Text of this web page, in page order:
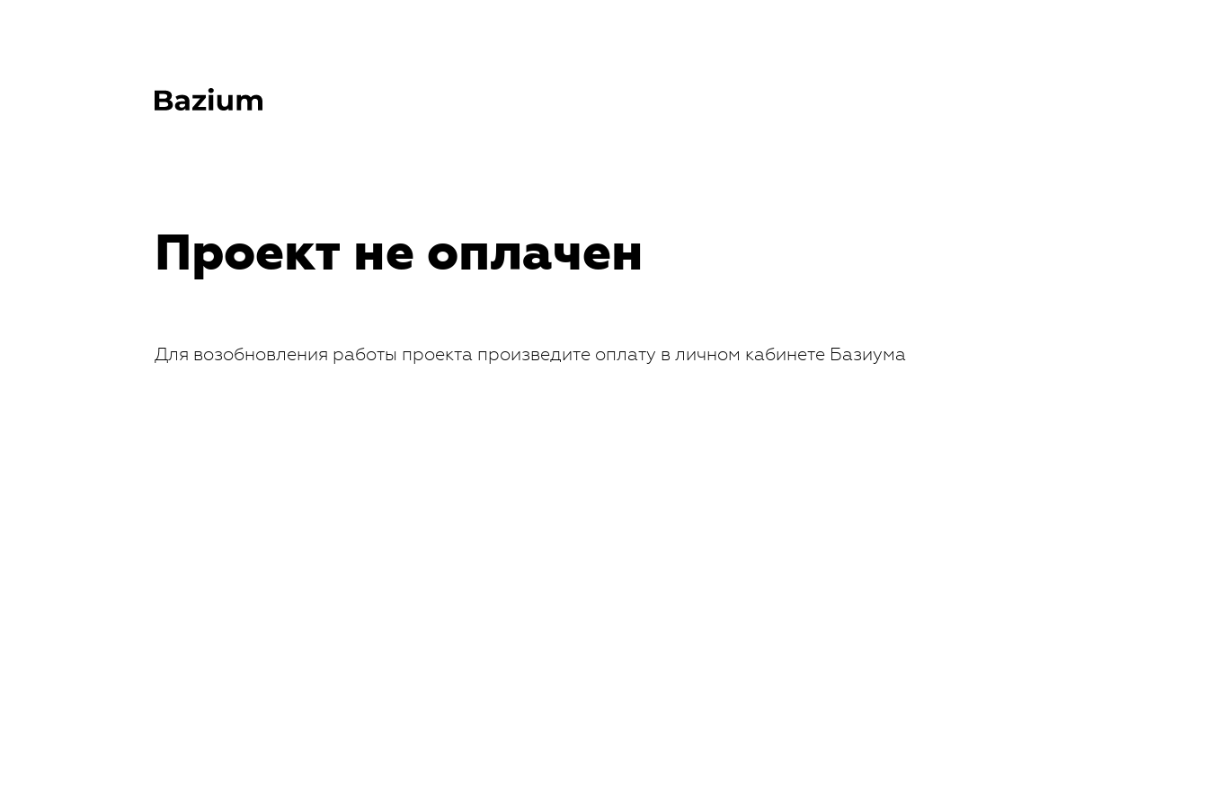
Проект не оплачен
Для возобновления работы проекта произведите оплату в личном кабинете Базиума